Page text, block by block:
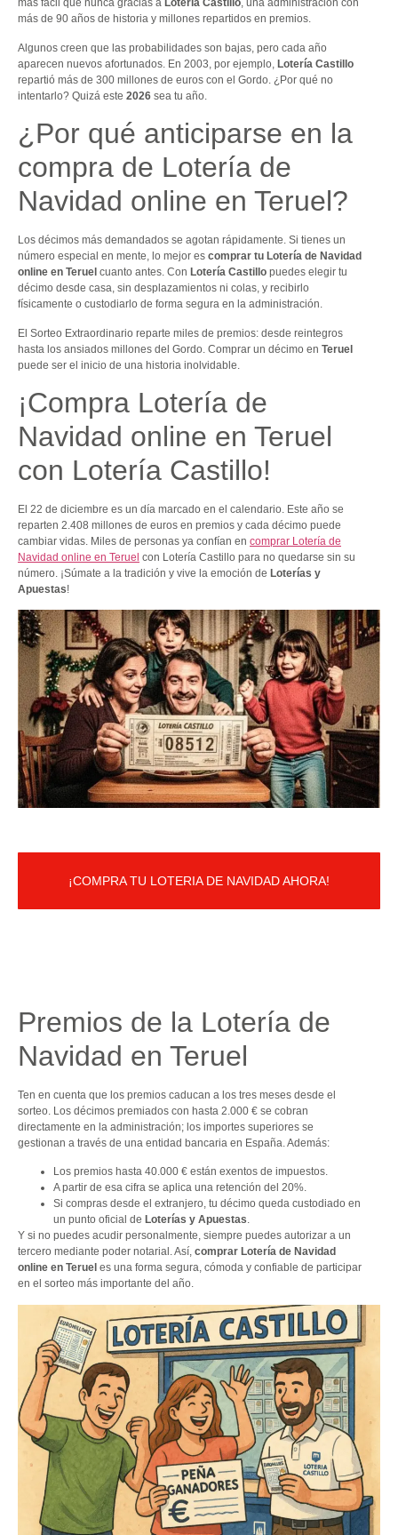
más fácil que nunca gracias a Lotería Castillo, una administración con
más de 90 años de historia y millones repartidos en premios.
Algunos creen que las probabilidades son bajas, pero cada año
aparecen nuevos afortunados. En 2003, por ejemplo, Lotería Castillo
repartió más de 300 millones de euros con el Gordo. ¿Por qué no
intentarlo? Quizá este 2026 sea tu año.
¿Por qué anticiparse en la
compra de Lotería de
Navidad online en Teruel?
Los décimos más demandados se agotan rápidamente. Si tienes un
número especial en mente, lo mejor es comprar tu Lotería de Navidad
online en Teruel cuanto antes. Con Lotería Castillo puedes elegir tu
décimo desde casa, sin desplazamientos ni colas, y recibirlo
físicamente o custodiarlo de forma segura en la administración.
El Sorteo Extraordinario reparte miles de premios: desde reintegros
hasta los ansiados millones del Gordo. Comprar un décimo en Teruel
puede ser el inicio de una historia inolvidable.
¡Compra Lotería de
Navidad online en Teruel
con Lotería Castillo!
El 22 de diciembre es un día marcado en el calendario. Este año se
reparten 2.408 millones de euros en premios y cada décimo puede
cambiar vidas. Miles de personas ya confían en comprar Lotería de
Navidad online en Teruel con Lotería Castillo para no quedarse sin su
número. ¡Súmate a la tradición y vive la emoción de Loterías y
Apuestas!
¡COMPRA TU LOTERIA DE NAVIDAD AHORA!
Premios de la Lotería de
Navidad en Teruel
Ten en cuenta que los premios caducan a los tres meses desde el
sorteo. Los décimos premiados con hasta 2.000 € se cobran
directamente en la administración; los importes superiores se
gestionan a través de una entidad bancaria en España. Además:
Los premios hasta 40.000 € están exentos de impuestos.
A partir de esa cifra se aplica una retención del 20%.
Si compras desde el extranjero, tu décimo queda custodiado en
un punto oficial de Loterías y Apuestas.
Y si no puedes acudir personalmente, siempre puedes autorizar a un
tercero mediante poder notarial. Así, comprar Lotería de Navidad
online en Teruel es una forma segura, cómoda y confiable de participar
en el sorteo más importante del año.